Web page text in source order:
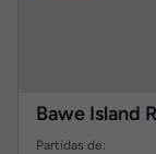
Bawe Island
Partidas de: